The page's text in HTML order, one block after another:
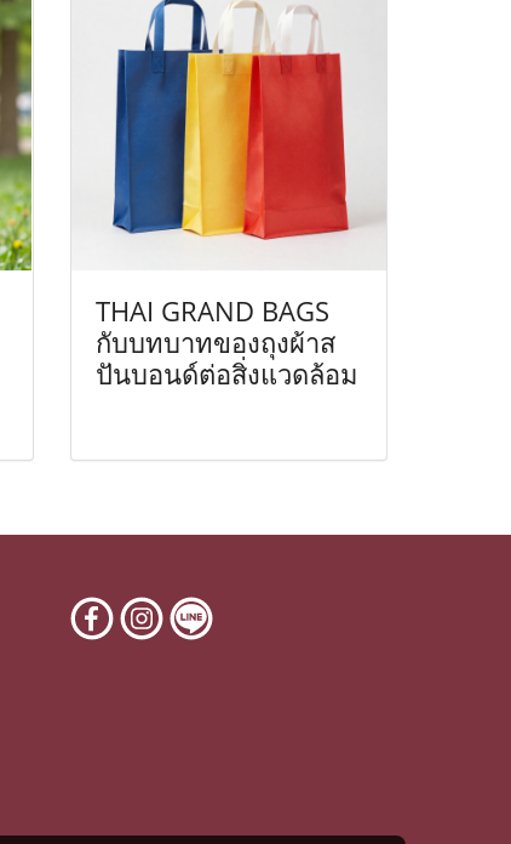
THAI GRAND BAGS
กับบทบาทของถุงผ้าส
ปันบอนด์ต่อสิ่งแวดล้อม